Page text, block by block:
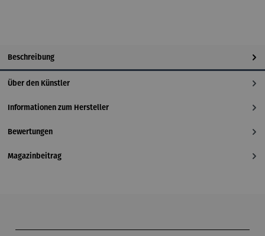
Beschreibung
Über den Künstler
Informationen zum Hersteller
Bewertungen
Magazinbeitrag